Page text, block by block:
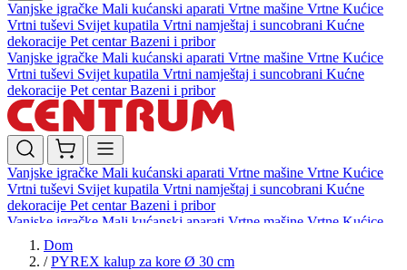
Vanjske igračke Mali kućanski aparati Vrtne mašine Vrtne Kućice
Vrtni tuševi Svijet kupatila Vrtni namještaj i suncobrani Kućne
dekoracije Pet centarBazeni i pribor
Vanjske igračke Mali kućanski aparati Vrtne mašine Vrtne Kućice
Vrtni tuševi Svijet kupatila Vrtni namještaj i suncobrani Kućne
dekoracije Pet centarBazeni i pribor
Vanjske igračke Mali kućanski aparati Vrtne mašine Vrtne Kućice
Vrtni tuševi Svijet kupatila Vrtni namještaj i suncobrani Kućne
dekoracije Pet centarBazeni i pribor
Vanjske igračke Mali kućanski aparati Vrtne mašine Vrtne Kućice
Vrtni tuševi
dekoracijePet centar Bazeni i pribor
Dom
/ PYREX kalup za kore Ø 30 cm